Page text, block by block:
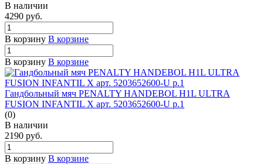
В наличии
4290 руб.
В корзину В корзине
В корзину В корзине
Гандбольный мяч PENALTY HANDEBOL H1L ULTRA
FUSION INFANTIL X арт. 5203652600-U р.1
(0)
В наличии
2190 руб.
В корзину В корзине